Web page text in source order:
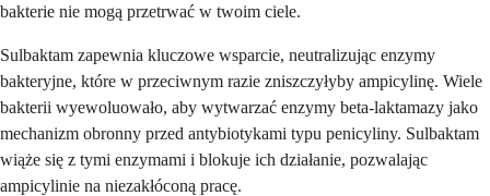
bakterie nie mogą przetrwać w twoim ciele.
Sulbaktam zapewnia kluczowe wsparcie, neutralizując enzymy
bakteryjne, które w przeciwnym razie zniszczyłyby ampicylinę. Wiele
bakterii wyewoluowało, aby wytwarzać enzymy beta-laktamazy jako
mechanizm obronny przed antybiotykami typu penicyliny. Sulbaktam
wiąże się z tymi enzymami i blokuje ich działanie, pozwalając
ampicylinie na niezakłóconą pracę.